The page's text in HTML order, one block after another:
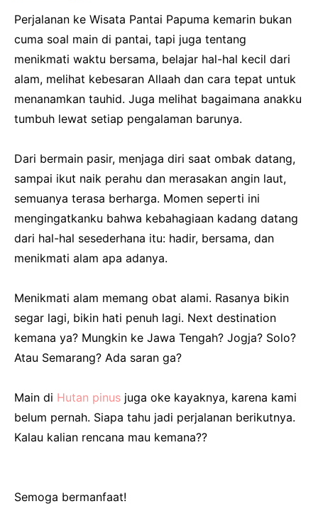
Perjalanan ke Wisata Pantai Papuma kemarin bukan
cuma soal main di pantai, tapi juga tentang
menikmati waktu bersama, belajar hal-hal kecil dari
alam, melihat kebesaran Allaah dan cara tepat untuk
menanamkan tauhid. Juga melihat bagaimana anakku
tumbuh lewat setiap pengalaman barunya.
Dari bermain pasir, menjaga diri saat ombak datang,
sampai ikut naik perahu dan merasakan angin laut,
semuanya terasa berharga. Momen seperti ini
mengingatkanku bahwa kebahagiaan kadang datang
dari hal-hal sesederhana itu: hadir, bersama, dan
menikmati alam apa adanya.
Menikmati alam memang obat alami. Rasanya bikin
segar lagi, bikin hati penuh lagi. Next destination
kemana ya? Mungkin ke Jawa Tengah? Jogja? Solo?
Atau Semarang? Ada saran ga?
Main di Hutan pinus juga oke kayaknya, karena kami
belum pernah. Siapa tahu jadi perjalanan berikutnya.
Kalau kalian rencana mau kemana??
Semoga bermanfaat!